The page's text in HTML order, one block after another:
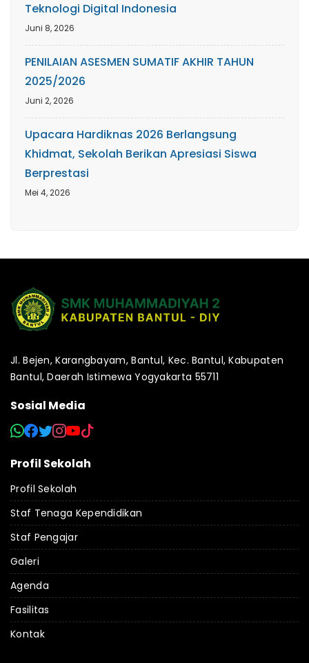
Teknologi Digital Indonesia
Juni 8, 2026
PENILAIAN ASESMEN SUMATIF AKHIR TAHUN
2025/2026
Juni 2, 2026
Upacara Hardiknas 2026 Berlangsung
Khidmat, Sekolah Berikan Apresiasi Siswa
Berprestasi
Mei 4, 2026
Jl. Bejen, Karangbayam, Bantul, Kec. Bantul, Kabupaten
Bantul, Daerah Istimewa Yogyakarta 55711
Sosial Media
Profil Sekolah
Profil Sekolah
Staf Tenaga Kependidikan
Staf Pengajar
Galeri
Agenda
Fasilitas
Kontak